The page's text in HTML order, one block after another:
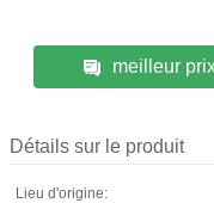
meilleur
Détails sur le produit
Lieu d'origine: